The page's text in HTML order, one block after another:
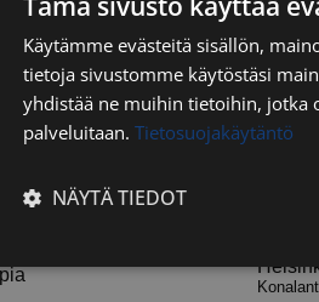
Käytämme evästeitä sisällön,
tietoja sivustomme käytöstäsi
yhdistää ne muihin tietoihin, jotka
palveluitaan. Tietosuojakäytäntö
NÄYTÄ TIEDOT
Ehdottomasti